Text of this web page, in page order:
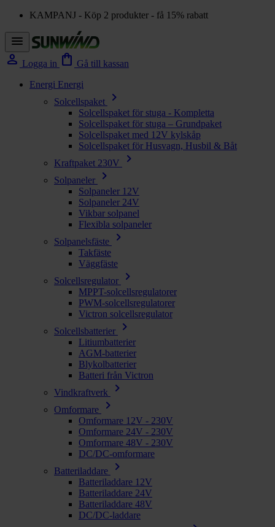
KAMPANJ - Köp 2 produkter - få 15% rabatt
menu
person Logga in shopping_bag Gå till kassan
Energi Energi
Solcellspaket
chevron_right
Solcellspaket för stuga - Kompletta
Solcellspaket för stuga – Grundpaket
Solcellspaket med 12V kylskåp
Solcellspaket för Husvagn, Husbil & Båt
Kraftpaket 230V
chevron_right
Solpaneler chevron_right
Solpaneler 12V
Solpaneler 24V
Vikbar solpanel
Flexibla solpaneler
Solpanelsfäste
chevron_right
Takfäste
Väggfäste
Solcellsregulator
chevron_right
MPPT-solcellsregulatorer
PWM-solcellsregulatorer
Victron solcellsregulator
Solcellsbatterier
chevron_right
Litiumbatterier
AGM-batterier
Blykolbatterier
Batteri från Victron
Vindkraftverk
chevron_right
Omformare chevron_right
Omformare 12V - 230V
Omformare 24V - 230V
Omformare 48V - 230V
DC/DC-omformare
Batteriladdare
chevron_right
Batteriladdare 12V
Batteriladdare 24V
Batteriladdare 48V
DC/DC-laddare